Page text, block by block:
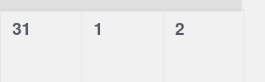
0
31
0
1
0
2